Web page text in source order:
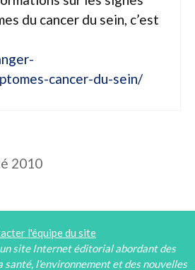
du cancer du sein, c’est
cancer-du-sein/
2010
l'équipe du site
site Internet éditorial abordant des
santé, l'environnement et des nouvelles